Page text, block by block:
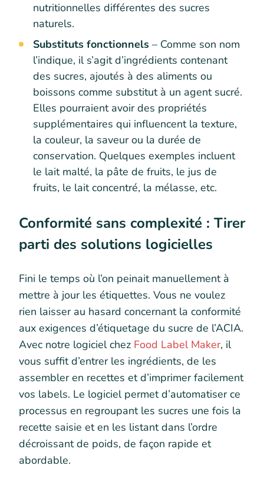
nutritionnelles différentes des sucres
naturels.
Substituts fonctionnels – Comme son nom
l’indique, il s’agit d’ingrédients contenant
des sucres, ajoutés à des aliments ou
boissons comme substitut à un agent sucré.
Elles pourraient avoir des propriétés
supplémentaires qui influencent la texture,
la couleur, la saveur ou la durée de
conservation. Quelques exemples incluent
le lait malté, la pâte de fruits, le jus de
fruits, le lait concentré, la mélasse, etc.
Conformité sans complexité : Tirer
parti des solutions logicielles
Fini le temps où l’on peinait manuellement à
mettre à jour les étiquettes. Vous ne voulez
rien laisser au hasard concernant la conformité
aux exigences d’étiquetage du sucre de l’ACIA.
Avec notre logiciel chez Food Label Maker, il
vous suffit d’entrer les ingrédients, de les
assembler en recettes et d’imprimer facilement
vos labels. Le logiciel permet d’automatiser ce
processus en regroupant les sucres une fois la
recette saisie et en les listant dans l’ordre
décroissant de poids, de façon rapide et
abordable.